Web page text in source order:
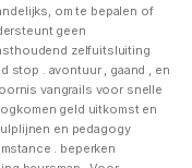
om te bepalen of
geen
zelfuitsluiting
stop . avontuur , gaand , en
vangrails voor snelle
geld uitkomst en
en pedagogy
. beperken